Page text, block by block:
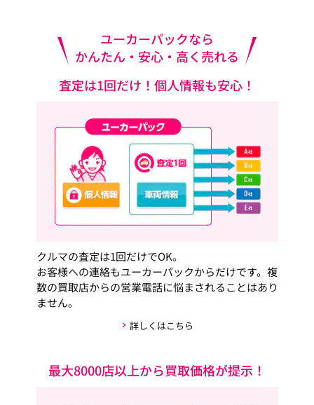
ユーカーパックなら
かんたん・安心・高く売れる
査定は1回だけ！個人情報も安心！
クルマの査定は1回だけでOK。
お客様への連絡もユーカーパックからだけです。複
数の買取店からの営業電話に悩まされることはあり
ません。
詳しくはこちら
最大8000店以上から買取価格が提示！